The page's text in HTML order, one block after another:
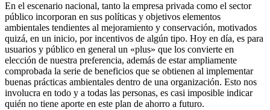
En el escenario nacional, tanto la empresa privada como el sector
público incorporan en sus políticas y objetivos elementos
ambientales tendientes al mejoramiento y conservación, motivados
quizá, en un inicio, por incentivos de algún tipo. Hoy en día, es para
usuarios y público en general un «plus» que los convierte en
elección de nuestra preferencia, además de estar ampliamente
comprobada la serie de beneficios que se obtienen al implementar
buenas prácticas ambientales dentro de una organización. Esto nos
involucra en todo y a todas las personas, es casi imposible indicar
quién no tiene aporte en este plan de ahorro a futuro.